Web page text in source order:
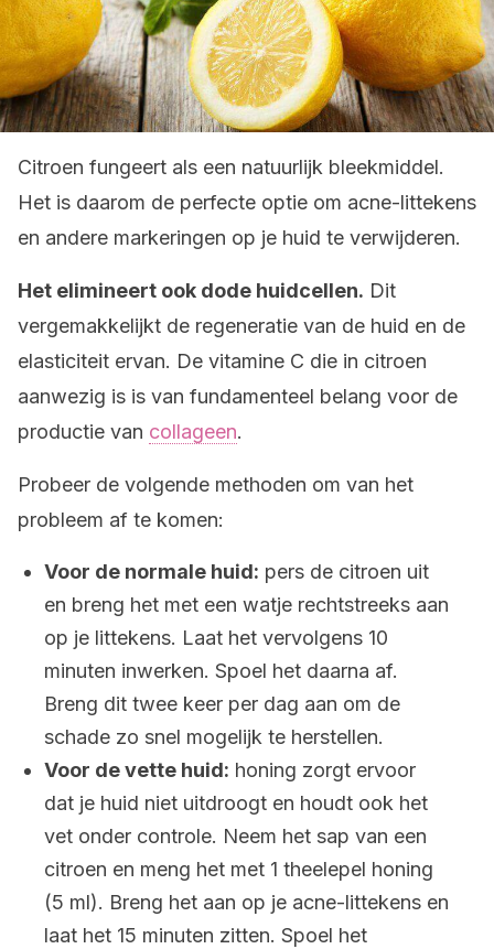
Citroen fungeert als een natuurlijk bleekmiddel.
Het is daarom de perfecte optie om acne-littekens
en andere markeringen op je huid te verwijderen.
Het elimineert ook dode huidcellen. Dit
vergemakkelijkt de regeneratie van de huid en de
elasticiteit ervan. De vitamine C die in citroen
aanwezig is is van fundamenteel belang voor de
productie van collageen.
Probeer de volgende methoden om van het
probleem af te komen:
Voor de normale huid: pers de citroen uit
en breng het met een watje rechtstreeks aan
op je littekens. Laat het vervolgens 10
minuten inwerken. Spoel het daarna af.
Breng dit twee keer per dag aan om de
schade zo snel mogelijk te herstellen.
Voor de vette huid: honing zorgt ervoor
dat je huid niet uitdroogt en houdt ook het
vet onder controle. Neem het sap van een
citroen en meng het met 1 theelepel honing
(5 ml). Breng het aan op je acne-littekens en
laat het 15 minuten zitten. Spoel het